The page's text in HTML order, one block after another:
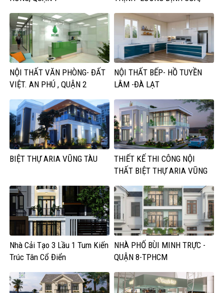
NỘI THẤT VĂN PHÒNG- ĐẤT
VIỆT. AN PHÚ , QUẬN 2
NỘI THẤT BẾP- HỒ TUYỀN
LÂM -ĐÀ LẠT
BIỆT THỰ ARIA VŨNG TÀU
THIẾT KẾ THI CÔNG NỘI
THẤT BIỆT THỰ ARIA VŨNG
Nhà Cải Tạo 3 Lầu 1 Tum Kiến
Trúc Tân Cổ Điển
NHÀ PHỐ BÙI MINH TRỰC -
QUẬN 8-TPHCM